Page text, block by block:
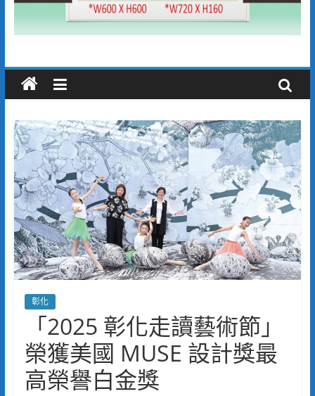
彰化
「2025 彰化走讀藝術節」
榮獲美國 MUSE 設計獎最
高榮譽白金獎